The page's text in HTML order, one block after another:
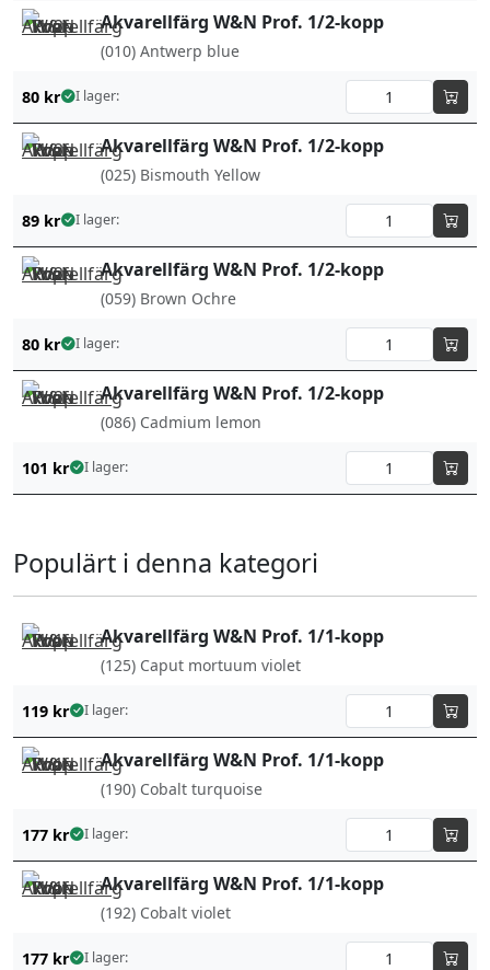
Akvarellfärg W&N Prof. 1/2-kopp
(010) Antwerp blue
80 kr I lager:
Akvarellfärg W&N Prof. 1/2-kopp
(025) Bismouth Yellow
89 kr I lager:
Akvarellfärg W&N Prof. 1/2-kopp
(059) Brown Ochre
80 kr I lager:
Akvarellfärg W&N Prof. 1/2-kopp
(086) Cadmium lemon
101 kr I lager:
Populärt i denna kategori
Akvarellfärg W&N Prof. 1/1-kopp
(125) Caput mortuum violet
119 kr I lager:
Akvarellfärg W&N Prof. 1/1-kopp
(190) Cobalt turquoise
177 kr I lager:
Akvarellfärg W&N Prof. 1/1-kopp
(192) Cobalt violet
177 kr I lager: